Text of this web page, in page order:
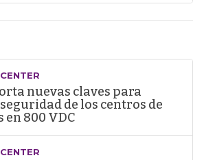
nuevas claves para
de los centros de
en 800 VDC